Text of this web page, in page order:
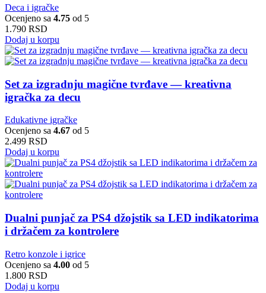
Deca i igračke
Ocenjeno sa 4.75 od 5
1.790 RSD
Dodaj u korpu
Set za izgradnju magične tvrđave — kreativna
igračka za decu
Edukativne igračke
Ocenjeno sa 4.67 od 5
2.499 RSD
Dodaj u korpu
Dualni punjač za PS4 džojstik sa LED indikatorima
i držačem za kontrolere
Retro konzole i igrice
Ocenjeno sa 4.00 od 5
1.800 RSD
Dodaj u korpu